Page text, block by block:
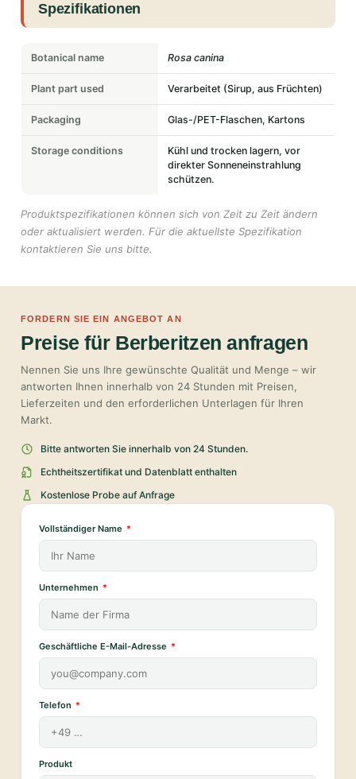
Spezifikationen
Botanical name Rosa canina
Plant part used Verarbeitet (Sirup, aus Früchten)
Packaging Glas-/PET-Flaschen, Kartons
Storage conditions
Kühl und trocken lagern, vor
direkter Sonneneinstrahlung
schützen.
Produktspezifikationen können sich von Zeit zu Zeit ändern
oder aktualisiert werden. Für die aktuellste Spezifikation
kontaktieren Sie uns bitte.
FORDERN SIE EIN ANGEBOT AN
Preise für Berberitzen anfragen
Nennen Sie uns Ihre gewünschte Qualität und Menge – wir
antworten Ihnen innerhalb von 24 Stunden mit Preisen,
Lieferzeiten und den erforderlichen Unterlagen für Ihren
Markt.
Bitte antworten Sie innerhalb von 24 Stunden.
Echtheitszertifikat und Datenblatt enthalten
Kostenlose Probe auf Anfrage
Vollständiger Name
Unternehmen
Geschäftliche E-Mail-Adresse
Telefon
Produkt